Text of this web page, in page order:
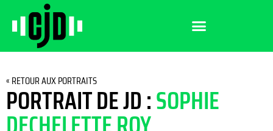
« RETOUR AUX PORTRAITS
PORTRAIT DE JD :SOPHIE